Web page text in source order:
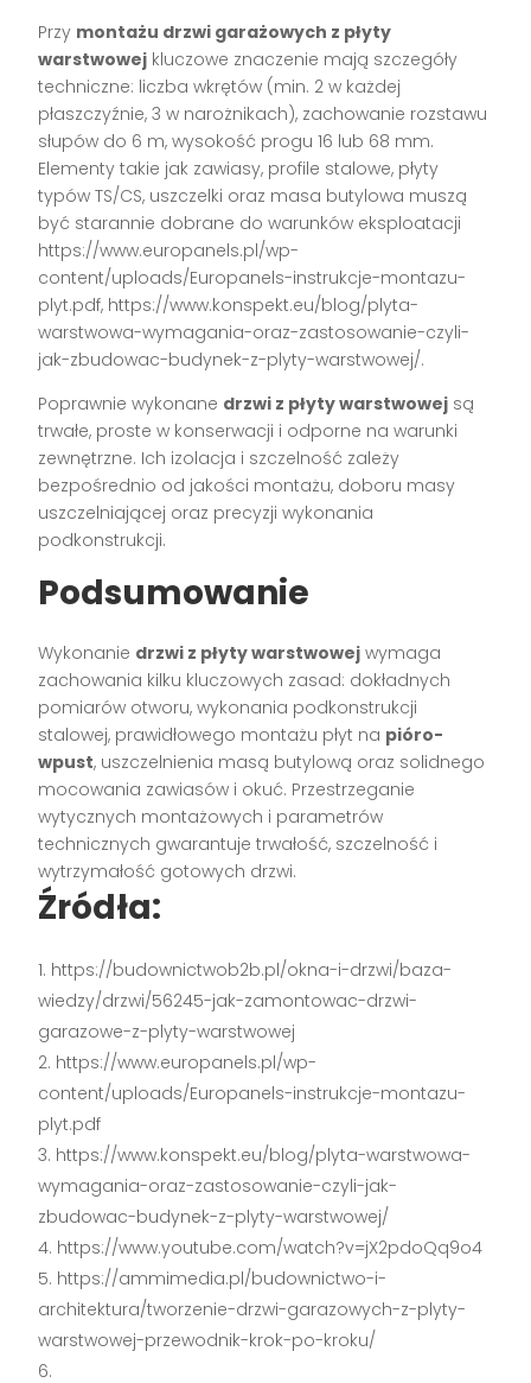
Przy montażu drzwi garażowych z płyty
warstwowej kluczowe znaczenie mają szczegóły
techniczne: liczba wkrętów (min. 2 w każdej
płaszczyźnie, 3 w narożnikach), zachowanie rozstawu
słupów do 6 m, wysokość progu 16 lub 68 mm.
Elementy takie jak zawiasy, profile stalowe, płyty
typów TS/CS, uszczelki oraz masa butylowa muszą
być starannie dobrane do warunków eksploatacji
https://www.europanels.pl/wp-
content/uploads/Europanels-instrukcje-montazu-
plyt.pdf, https://www.konspekt.eu/blog/plyta-
warstwowa-wymagania-oraz-zastosowanie-czyli-
jak-zbudowac-budynek-z-plyty-warstwowej/.
Poprawnie wykonane drzwi z płyty warstwowej są
trwałe, proste w konserwacji i odporne na warunki
zewnętrzne. Ich izolacja i szczelność zależy
bezpośrednio od jakości montażu, doboru masy
uszczelniającej oraz precyzji wykonania
podkonstrukcji.
Podsumowanie
Wykonanie drzwi z płyty warstwowej wymaga
zachowania kilku kluczowych zasad: dokładnych
pomiarów otworu, wykonania podkonstrukcji
stalowej, prawidłowego montażu płyt na pióro-
wpust, uszczelnienia masą butylową oraz solidnego
mocowania zawiasów i okuć. Przestrzeganie
wytycznych montażowych i parametrów
technicznych gwarantuje trwałość, szczelność i
wytrzymałość gotowych drzwi.
Źródła:
https://budownictwob2b.pl/okna-i-drzwi/baza-
wiedzy/drzwi/56245-jak-zamontowac-drzwi-
garazowe-z-plyty-warstwowej
https://www.europanels.pl/wp-
content/uploads/Europanels-instrukcje-montazu-
plyt.pdf
https://www.konspekt.eu/blog/plyta-warstwowa-
wymagania-oraz-zastosowanie-czyli-jak-
zbudowac-budynek-z-plyty-warstwowej/
https://www.youtube.com/watch?v=jX2pdoQq9o4
https://ammimedia.pl/budownictwo-i-
architektura/tworzenie-drzwi-garazowych-z-plyty-
warstwowej-przewodnik-krok-po-kroku/